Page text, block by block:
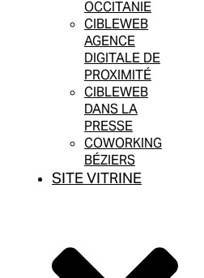
OCCITANIE
CIBLEWEB
AGENCE
DIGITALE DE
PROXIMITÉ
CIBLEWEB
DANS LA
PRESSE
COWORKING
BÉZIERS
SITE VITRINE